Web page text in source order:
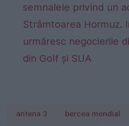
semnalele privind un
Strâmtoarea Hormuz.
urmăresc negocierile
din Golf și SUA
antena 3 bercea mondial